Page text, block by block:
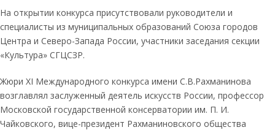
На открытии конкурса присутствовали руководители и
специалисты из муниципальных образований Союза городов
Центра и Северо-Запада России, участники заседания секции
«Культура» СГЦСЗР.
Жюри XI Международного конкурса имени С.В.Рахманинова
возглавлял заслуженный деятель искусств России, профессор
Московской государственной консерватории им. П. И.
Чайковского, вице-президент Рахманиновского общества